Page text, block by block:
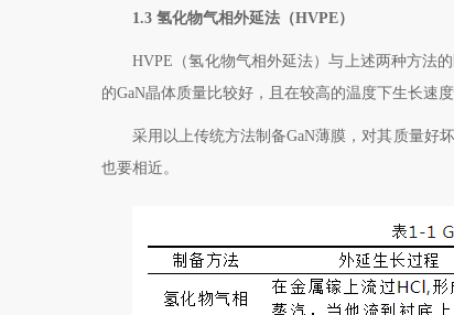
1.3氢化物气相外延法（HVPE）
HVPE （氢化物气相外延法）与上述两种方法
的GaN晶体质量比较好，且在较高的温度下生长速
采用以上传统方法制备GaN薄膜，对其质量好
也要相近。